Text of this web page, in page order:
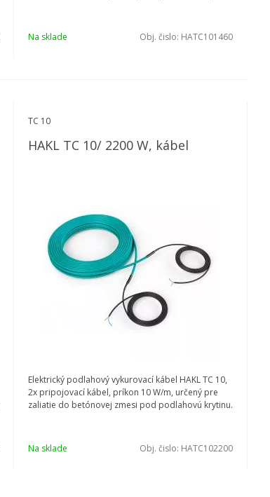
Na sklade Obj. čislo: HATC101460
TC 10
HAKL TC 10/ 2200 W, kábel
Elektrický podlahový vykurovací kábel HAKL TC 10,
2x pripojovací kábel, príkon 10 W/m, určený pre
zaliatie do betónovej zmesi pod podlahovú krytinu.
Na sklade Obj. čislo: HATC102200